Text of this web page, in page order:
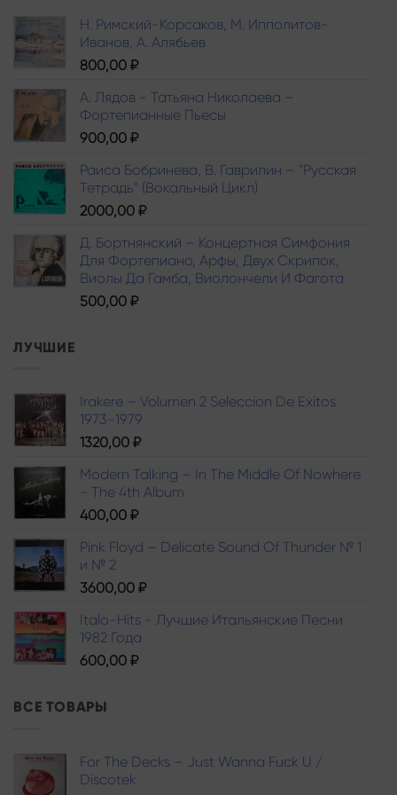
Н. Римский-Корсаков, М. Ипполитов-
Иванов, A. Алябьев
800,00 ₽
А. Лядов - Татьяна Николаева –
Фортепианные Пьесы
900,00 ₽
Раиса Бобринева, В. Гаврилин – "Русская
Тетрадь" (Вокальный Цикл)
2000,00 ₽
Д. Бортнянский – Концертная Симфония
Для Фортепиано, Арфы, Двух Скрипок,
Виолы Да Гамба, Виолончели И Фагота
500,00 ₽
ЛУЧШИЕ
Irakere – Volumen 2 Seleccion De Exitos
1973-1979
1320,00 ₽
Modern Talking – In The Middle Of Nowhere
- The 4th Album
400,00 ₽
Pink Floyd – Delicate Sound Of Thunder № 1
и № 2
3600,00 ₽
Italo-Hits - Лучшие Итальянские Песни
1982 Года
600,00 ₽
ВСЕ ТОВАРЫ
For The Decks – Just Wanna Fuck U /
Discotek